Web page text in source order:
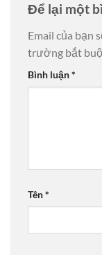
Để lại một
Email của bạn
trường bắt
Bình luận*
Tên*